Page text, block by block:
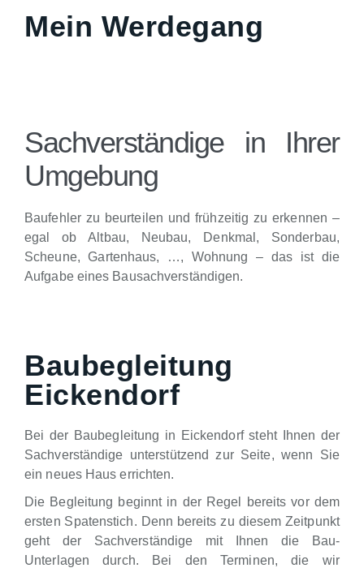
Mein Werdegang
Sachverständige in Ihrer
Umgebung
Baufehler zu beurteilen und frühzeitig zu erkennen –
egal ob Altbau, Neubau, Denkmal, Sonderbau,
Scheune, Gartenhaus, …, Wohnung – das ist die
Aufgabe eines Bausachverständigen.
Baubegleitung
Eickendorf
Bei der Baubegleitung in Eickendorf steht Ihnen der
Sachverständige unterstützend zur Seite, wenn Sie
ein neues Haus errichten.
Die Begleitung beginnt in der Regel bereits vor dem
ersten Spatenstich. Denn bereits zu diesem Zeitpunkt
geht der Sachverständige mit Ihnen die Bau-
Unterlagen durch. Bei den Terminen, die wir